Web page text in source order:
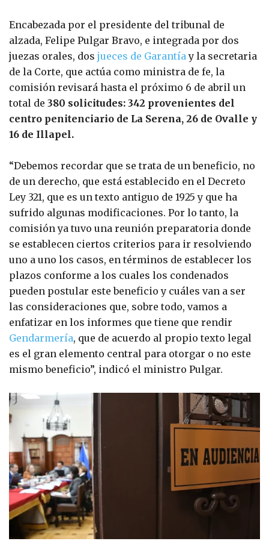
Encabezada por el presidente del tribunal de
alzada, Felipe Pulgar Bravo, e integrada por dos
juezas orales, dos jueces de Garantíay la secretaria
de la Corte, que actúa como ministra de fe, la
comisión revisará hasta el próximo 6 de abril un
total de 380 solicitudes: 342 provenientes del
centro penitenciario de La Serena, 26 de Ovalle y
16 de Illapel.
“Debemos recordar que se trata de un beneficio, no
de un derecho, que está establecido en el Decreto
Ley 321, que es un texto antiguo de 1925 y que ha
sufrido algunas modificaciones. Por lo tanto, la
comisión ya tuvo una reunión preparatoria donde
se establecen ciertos criterios para ir resolviendo
uno a uno los casos, en términos de establecer los
plazos conforme a los cuales los condenados
pueden postular este beneficio y cuáles van a ser
las consideraciones que, sobre todo, vamos a
enfatizar en los informes que tiene que rendir
Gendarmería, que de acuerdo al propio texto legal
es el gran elemento central para otorgar o no este
mismo beneficio”, indicó el ministro Pulgar.